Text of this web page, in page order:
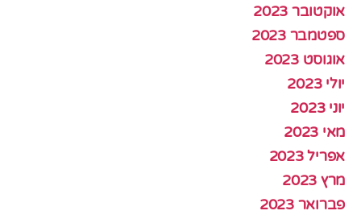
אוקטובר 2023
ספטמבר 2023
אוגוסט 2023
יולי 2023
יוני 2023
מאי 2023
אפריל 2023
מרץ 2023
פברואר 2023